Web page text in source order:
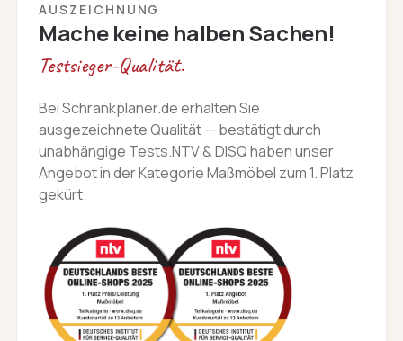
AUSZEICHNUNG
Mache keine halben Sachen!
Testsieger-Qualität.
Bei Schrankplaner.de erhalten Sie
ausgezeichnete Qualität — bestätigt durch
unabhängige Tests.NTV & DISQ haben unser
Angebot in der Kategorie Maßmöbel zum 1. Platz
gekürt.